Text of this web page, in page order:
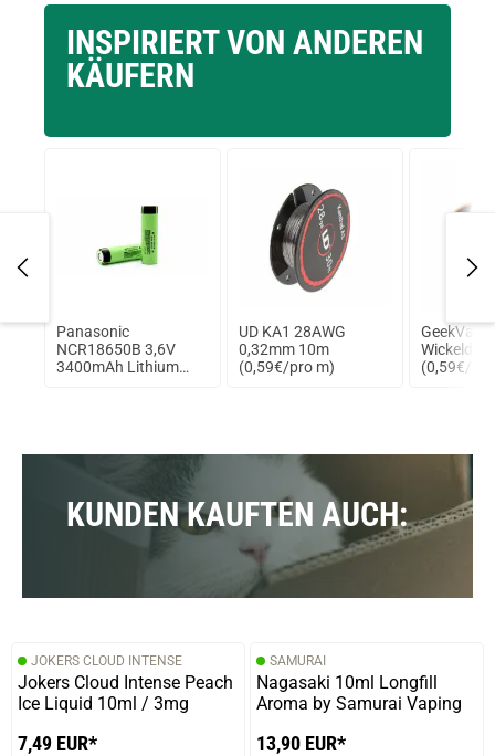
INSPIRIERT VON ANDEREN
KÄUFERN
Panasonic
NCR18650B 3,6V
3400mAh Lithium
UD KA1 28AWG
0,32mm 10m
(0,59€/pro m)
GeekVape
(0,59€/
KUNDEN KAUFTEN AUCH:
JOKERS CLOUD INTENSE
Jokers Cloud Intense Peach
Ice Liquid 10ml / 3mg
7,49 EUR*
SAMURAI
Nagasaki 10ml Longfill
Aroma by Samurai Vaping
13,90 EUR*